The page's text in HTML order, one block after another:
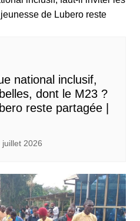
national inclusif,
dont le M23 ?
reste partagée |
juillet 2026